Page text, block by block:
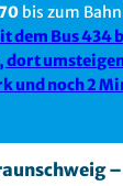
bis zum
dem Bus 434
umsteigen
und noch 2